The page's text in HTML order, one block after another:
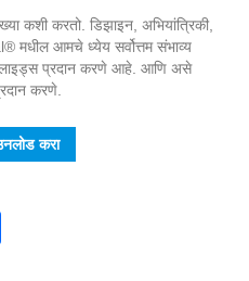
कशी करतो. डिझाइन, अभियांत्रिकी,
मधील आमचे ध्येय सर्वोत्तम संभाव्य
स्लाइड्स प्रदान करणे आहे. आणि असे
करणे.
करा